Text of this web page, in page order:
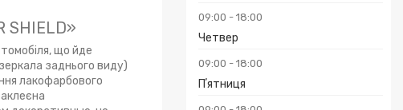
09:00 18:00
Четвер
09:00 18:00
Пʼятниця
SHIELD»
що йде
заднього виду)
лакофарбового